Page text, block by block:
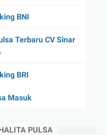
BNI
Terbaru CV Sinar
BRI
Masuk
PULSA